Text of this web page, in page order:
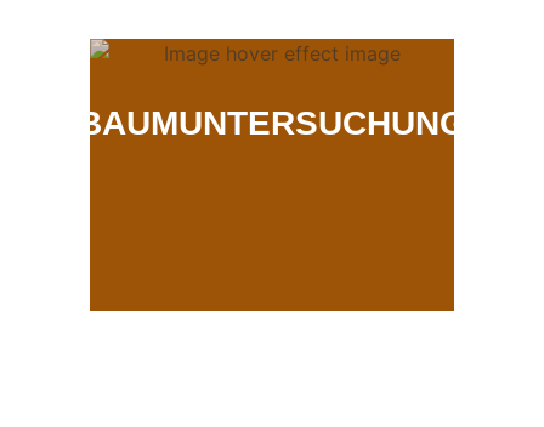
BAUMUNTERSUCHUNG